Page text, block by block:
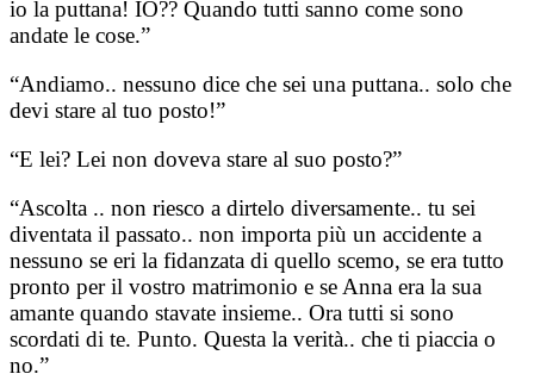
io la puttana! IO?? Quando tutti sanno come sono
andate le cose.”
“Andiamo.. nessuno dice che sei una puttana.. solo che
devi stare al tuo posto!”
“E lei? Lei non doveva stare al suo posto?”
“Ascolta .. non riesco a dirtelo diversamente.. tu sei
diventata il passato.. non importa più un accidente a
nessuno se eri la fidanzata di quello scemo, se era tutto
pronto per il vostro matrimonio e se Anna era la sua
amante quando stavate insieme.. Ora tutti si sono
scordati di te. Punto. Questa la verità.. che ti piaccia o
no.”